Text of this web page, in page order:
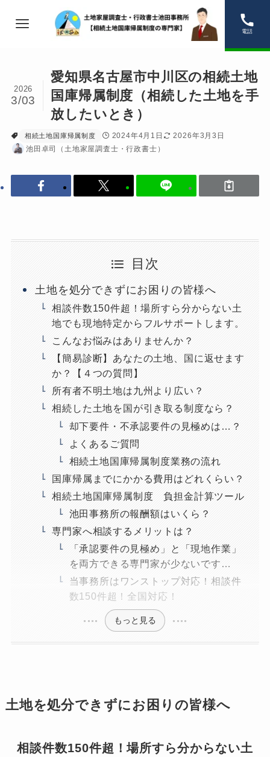
電話
愛知県名古屋市中川区の相続土地
国庫帰属制度（相続した土地を手
放したいとき）
2026
3/03
相続土地国庫帰属制度 2024年4月1日
2026年3月3日
池田卓司（土地家屋調査士・行政書士）
目次
土地を処分できずにお困りの皆様へ
相談件数150件超！場所すら分からない土
地でも現地特定からフルサポートします。
こんなお悩みはありませんか？
【簡易診断】あなたの土地、国に返せます
か？【４つの質問】
所有者不明土地は九州より広い？
相続した土地を国が引き取る制度なら？
却下要件・不承認要件の見極めは…？
よくあるご質問
相続土地国庫帰属制度業務の流れ
国庫帰属までにかかる費用はどれくらい？
相続土地国庫帰属制度 負担金計算ツール
池田事務所の報酬額はいくら？
専門家へ相談するメリットは？
「承認要件の見極め」と「現地作業」
を両方できる専門家が少ないです…
当事務所はワンストップ対応！相談件
数150件超！全国対応！
もっと見る
土地を処分できずにお困りの皆様へ
相談件数150件超！場所すら分からない土